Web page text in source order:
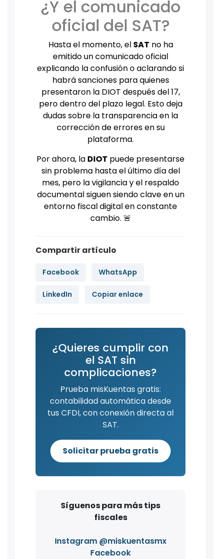
¿Y el comunicado
oficial del SAT?
Hasta el momento, el SAT no ha
emitido un comunicado oficial
explicando la confusión o aclarando si
habrá sanciones para quienes
presentaron la DIOT después del 17,
pero dentro del plazo legal. Esto deja
dudas sobre la transparencia en la
corrección de errores en su
plataforma.
Por ahora, la DIOT puede presentarse
sin problema hasta el último día del
mes, pero la vigilancia y el respaldo
documental siguen siendo clave en un
entorno fiscal digital en constante
cambio. 🚨
Compartir artículo
Facebook WhatsApp
LinkedIn Copiar enlace
¿Quieres cumplir con
el SAT sin
complicaciones?
Prueba misKuentas gratis:
contabilidad automática desde
tus CFDI, con conexión directa al
SAT.
Solicitar prueba gratis
Síguenos para más tips
fiscales
Instagram @miskuentasmx
Facebook